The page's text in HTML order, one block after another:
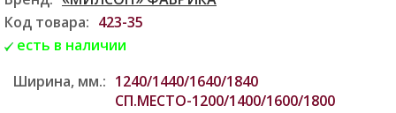
Код товара: 423-35
есть в наличии
Ширина, мм.: 1240/1440/1640/1840
СП.МЕСТО-1200/1400/1600/1800